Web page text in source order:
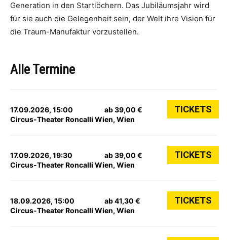
Generation in den Startlöchern. Das Jubiläumsjahr wird
für sie auch die Gelegenheit sein, der Welt ihre Vision für
die Traum-Manufaktur vorzustellen.
Alle Termine
17.09.2026, 15:00
Circus-Theater Roncalli Wien, Wien
ab 39,00 € TICKETS
17.09.2026, 19:30
Circus-Theater Roncalli Wien, Wien
ab 39,00 € TICKETS
18.09.2026, 15:00
Circus-Theater Roncalli Wien, Wien
ab 41,30 € TICKETS